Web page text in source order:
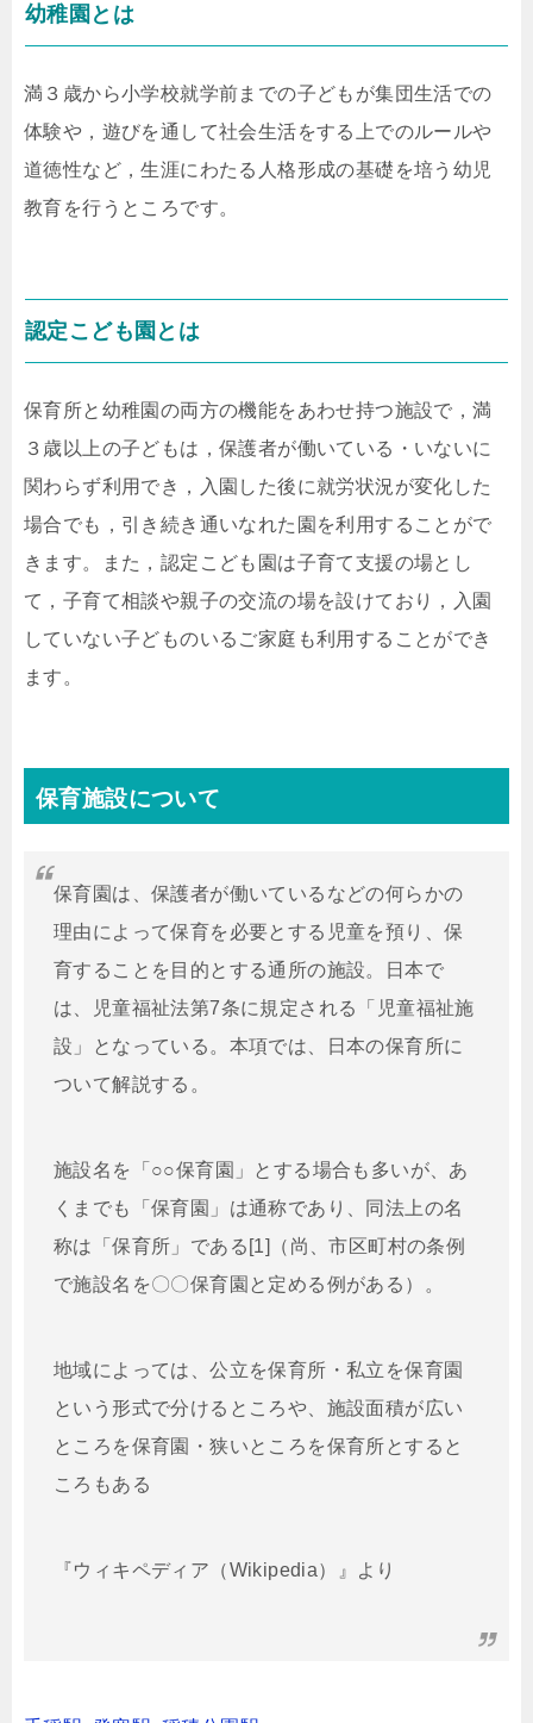
幼稚園とは
満３歳から小学校就学前までの子どもが集団生活での
体験や，遊びを通して社会生活をする上でのルールや
道徳性など，生涯にわたる人格形成の基礎を培う幼児
教育を行うところです。
認定こども園とは
保育所と幼稚園の両方の機能をあわせ持つ施設で，満
３歳以上の子どもは，保護者が働いている・いないに
関わらず利用でき，入園した後に就労状況が変化した
場合でも，引き続き通いなれた園を利用することがで
きます。また，認定こども園は子育て支援の場とし
て，子育て相談や親子の交流の場を設けており，入園
していない子どものいるご家庭も利用することができ
ます。
保育施設について
保育園は、保護者が働いているなどの何らかの
理由によって保育を必要とする児童を預り、保
育することを目的とする通所の施設。日本で
は、児童福祉法第7条に規定される「児童福祉施
設」となっている。本項では、日本の保育所に
ついて解説する。
施設名を「○○保育園」とする場合も多いが、あ
くまでも「保育園」は通称であり、同法上の名
称は「保育所」である[1]（尚、市区町村の条例
で施設名を〇〇保育園と定める例がある）。
地域によっては、公立を保育所・私立を保育園
という形式で分けるところや、施設面積が広い
ところを保育園・狭いところを保育所とすると
ころもある
『ウィキペディア（Wikipedia）』より